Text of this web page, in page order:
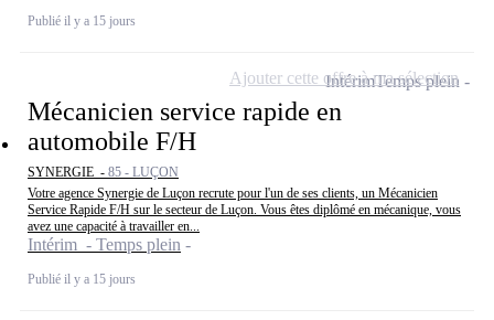
Publié il y a 15 jours
Mécanicien service rapide en
automobile F/H
SYNERGIE - 85 - LUÇON
Votre agence Synergie de Luçon recrute pour l'un de ses clients, un Mécanicien
Service Rapide F/H sur le secteur de Luçon. Vous êtes diplômé en mécanique, vous
avez une capacité à travailler en...
Intérim - Temps plein
Publié il y a 15 jours
IntérimTemps plein
Ajouter cette offre à ma sélection